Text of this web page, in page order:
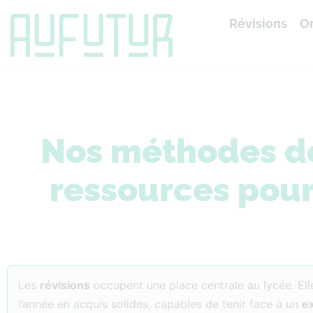
Révisions
Nos méthodes
ressources
Les révisions occupent une place centrale au lycée.
l’année en acquis solides, capables de tenir face à un